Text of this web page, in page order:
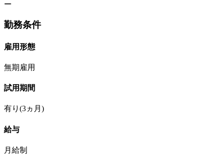
ー
勤務条件
雇用形態
無期雇用
試用期間
有り(3ヵ月)
給与
月給制